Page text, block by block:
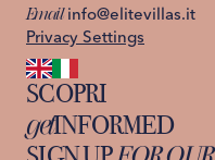
Email info@elitevillas.it
Privacy Settings
SCOPRI
Capri
St. Moritz
getINFORMED
About us